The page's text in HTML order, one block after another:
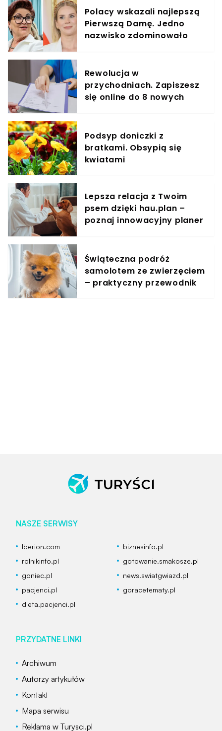
Polacy wskazali najlepszą
Pierwszą Damę. Jedno
nazwisko zdominowało
Rewolucja w
przychodniach. Zapiszesz
się online do 8 nowych
Podsyp doniczki z
bratkami. Obsypią się
kwiatami
Lepsza relacja z Twoim
psem dzięki hau.plan –
poznaj innowacyjny planer
Świąteczna podróż
samolotem ze zwierzęciem
– praktyczny przewodnik
NASZE SERWISY
Iberion.com
biznesinfo.pl
rolnikinfo.pl
gotowanie.smakosze.pl
goniec.pl
news.swiatgwiazd.pl
pacjenci.pl
goracetematy.pl
dieta.pacjenci.pl
PRZYDATNE LINKI
Archiwum
Autorzy artykułów
Kontakt
Mapa serwisu
Reklama w Turysci.pl